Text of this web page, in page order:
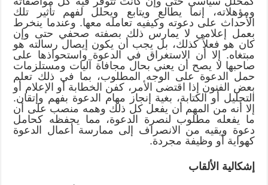
ومؤهلاته، إنما يطالع ويتابع ويحلل لفهم تأثير تلك
الأحداث على دعوته وكيفيه تعامله معها. وعندما ينخرط
بعمل إعلامي لا يمارس ذلك بصفته صحفي حتى وإن
كان هو فعلاً كذلك، بل يجب أن يكون إيصال رسالته هو
مبتغاه. إلا أن الاستغراق في الدعوة واستحواذها على
صاحبها لا يصح أن يعني بحال مجافاة آليات ومستلزمات
حمل الدعوة على الوجه المطلوب، بما في ذلك تعلم
بعض الفنون إذا اقتضى الأمر، كفن الخطابة أو الإعلام أو
التحليل أو الكتابة، بغية إنجاز مهام الدعوة بفهم وإتقان.
إلا أنه من المهم أن يفعل كل ذلك وهمه منصب على أن
ما يفعله مطلوب لنصرة الدعوة، مما يحفظه كحامل
دعوة ويقيه من الانصراف إلى ممارسة أعمال الدعوة
كهواية أو وظيفة مجردة.
إشكالية الألقاب